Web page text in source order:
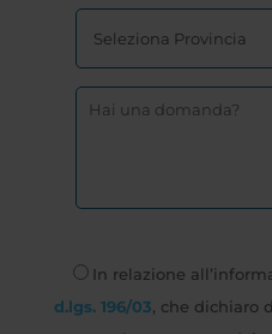
In relazione
d.lgs. 196/03 , che dichiaro